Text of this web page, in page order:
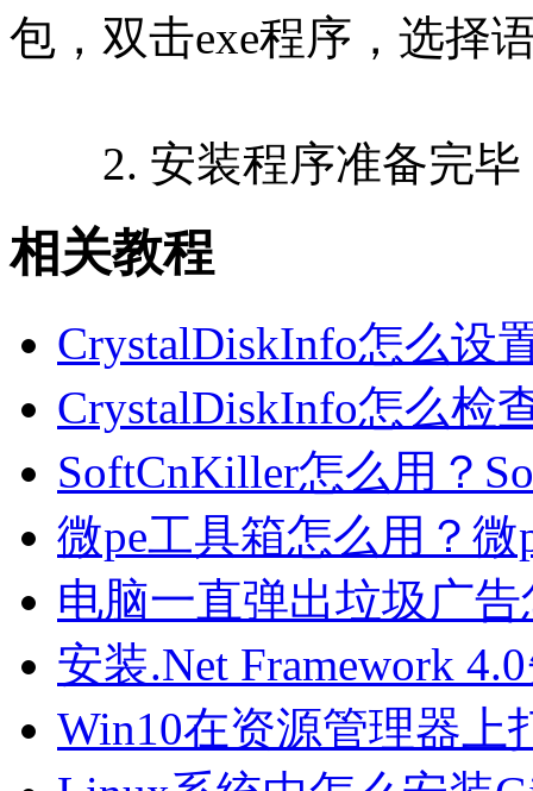
包，双击exe程序，选择
2. 安装程序准备完毕
相关教程
CrystalDiskInfo怎么设
CrystalDiskInfo怎么检
SoftCnKiller怎么用？
微pe工具箱怎么用？
电脑一直弹出垃圾广
安装.Net Framework
Win10在资源管理器上